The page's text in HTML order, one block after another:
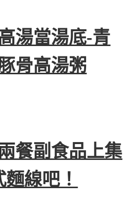
湯當湯底-青
骨高湯粥
餐副食品上集
線吧！